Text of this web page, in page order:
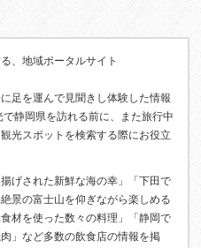
、地域ポータルサイト
足を運んで見聞きし体験した情報
静岡県を訪れる前に、また旅行中
光スポットを検索する際にお役立
げされた新鮮な海の幸」「下田で
景の富士山を仰ぎながら楽しめる
材を使った数々の料理」「静岡で
」など多数の飲食店の情報を掲